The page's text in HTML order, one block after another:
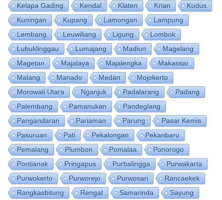
Kelapa Gading
Kendal Klaten Krian
Kudus
Kuningan
Kupang Lamongan
Lampung
Lembang
Leuwiliang Ligung
Lombok
Lubuklinggau
Lumajang Madiun
Magelang
Magetan
Majalaya Majalengka
Makassar
Malang
Manado Medan
Mojokerto
Morowali Utara
Nganjuk Padalarang
Padang
Palembang
Pamanukan
Pandeglang
Pangandaran
Pariaman Parung
Pasar Kemis
Pasuruan
Pati Pekalongan
Pekanbaru
Pemalang
Plumbon Pomalaa
Ponorogo
Pontianak
Pringapus Purbalingga
Purwakarta
Purwokerto
Purworejo Purwosari
Rancaekek
Rangkasbitung
Rengat Samarinda
Sayung